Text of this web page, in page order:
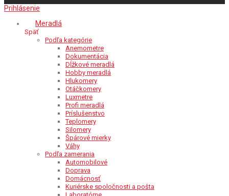
Prihlásenie
Meradlá
Späť
Podľa kategórie
Anemometre
Dokumentácia
Dĺžkové meradlá
Hobby meradlá
Hlukomery
Otáčkomery
Luxmetre
Profi meradlá
Príslušenstvo
Teplomery
Silomery
Špárové mierky
Váhy
Podľa zamerania
Automobilové
Doprava
Domácnosť
Kuriérske spoločnosti a pošta